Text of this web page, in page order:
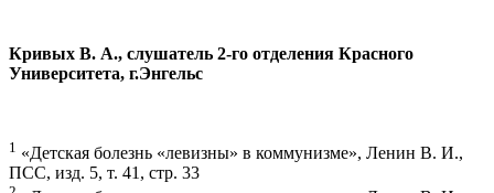
Кривых В. А., слушатель 2-го отделения Красного
Университета, г.Энгельс
1 «Детская болезнь «левизны» в коммунизме», Ленин В. И.,
ПСС, изд. 5, т. 41, стр. 33